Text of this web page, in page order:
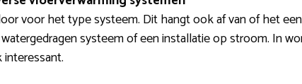
voor het type systeem. Dit hangt ook af van of het
systeem of een installatie op stroom. In